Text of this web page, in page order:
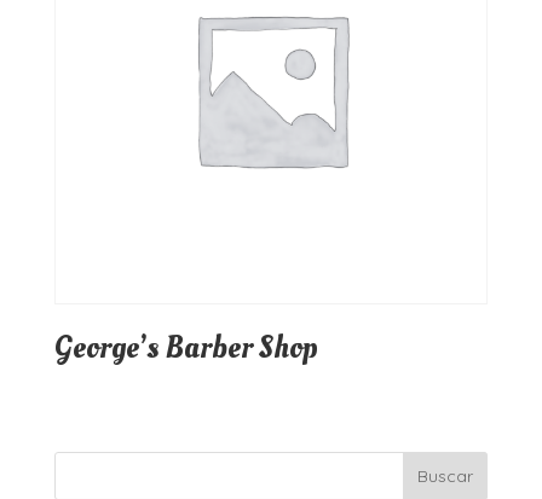
George’s Barber Shop